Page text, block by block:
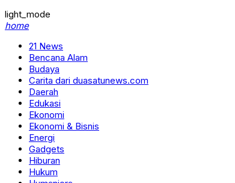
light_mode
home
21 News
Bencana Alam
Budaya
Carita dari duasatunews.com
Daerah
Edukasi
Ekonomi
Ekonomi & Bisnis
Energi
Gadgets
Hiburan
Hukum